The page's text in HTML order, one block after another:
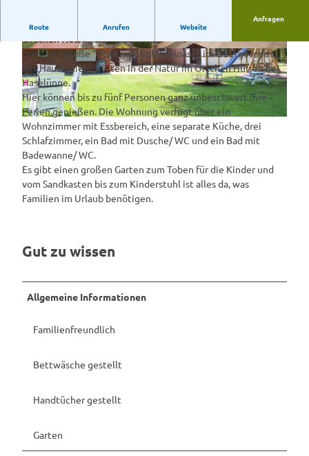
© CC-BY-SA
© Emsland |CC-BY-SA © Emsland | CC-BY-SA
Route Anrufen Website
Anfragen
Die "4-Sterne-Wohlfühloase" liegt mitten in der Natur im
Örtchen Hülsen bei Haselünne.
Die 85m² große "4-Sterne-Wohlfühloase" im Obergeschoss
des Hauses liegt mitten in der Natur im Örtchen Hülsen bei
Haselünne.
Hier können bis zu fünf Personen ganz unbeschwert ihre
Ferien genießen. Die Wohnung verfügt über ein
Wohnzimmer mit Essbereich, eine separate Küche, drei
Schlafzimmer, ein Bad mit Dusche/ WC und ein Bad mit
Badewanne/ WC.
Es gibt einen großen Garten zum Toben für die Kinder und
vom Sandkasten bis zum Kinderstuhl ist alles da, was
Familien im Urlaub benötigen.
Gut zu wissen
Allgemeine Informationen
Familienfreundlich
Bettwäsche gestellt
Handtücher gestellt
Garten